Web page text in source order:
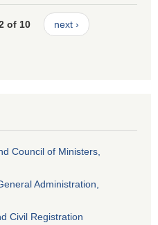
of 10 next ›
Council of Ministers,
Administration,
Civil Registration